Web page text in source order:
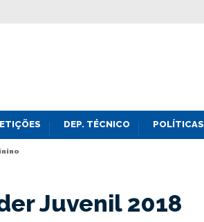
DEP. TÉCNICO POLÍTICAS
Juvenil 2018